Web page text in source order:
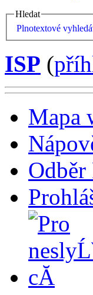
Hledat
Plnotextové
ISP (
Mapa
Odběr